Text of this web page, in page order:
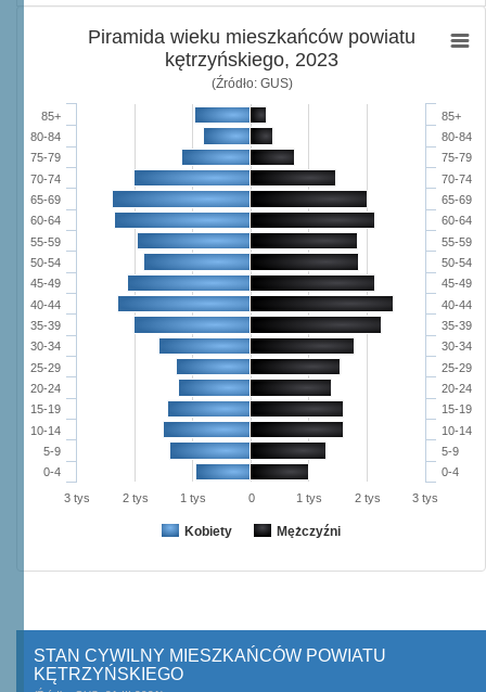
Piramida wieku mieszkańców powiatu
kętrzyńskiego, 2023
(Źródło: GUS)
Kobiety Mężczyźni
0-4
5-9
10-14
15-19
20-24
25-29
30-34
35-39
40-44
45-49
50-54
55-59
60-64
65-69
70-74
75-79
80-84
85+
0-4
5-9
10-14
15-19
20-24
25-29
30-34
35-39
40-44
45-49
50-54
55-59
60-64
65-69
70-74
75-79
80-84
85+
3 tys 2 tys 1 tys 0 1 tys 2 tys 3 tys
STAN CYWILNY MIESZKAŃCÓW POWIATU
KĘTRZYŃSKIEGO